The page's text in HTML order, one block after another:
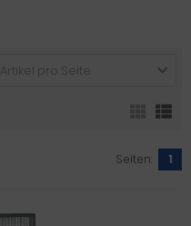
Artikel pro Seite
Seiten: 1